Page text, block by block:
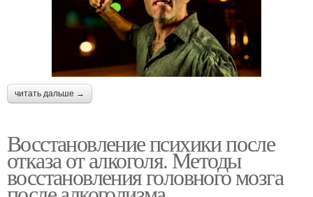
читать дальше →
Восстановление психики после
отказа от алкоголя. Методы
восстановления головного мозга